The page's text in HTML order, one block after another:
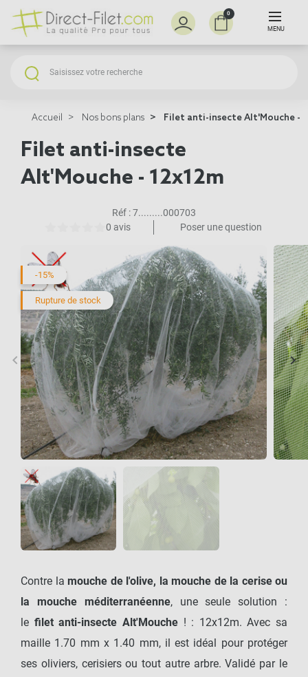
0
MENU
Accueil Nos bons plans Filet anti-insecte Alt'Mouche -
Filet anti-insecte
Alt'Mouche - 12x12m
Réf :7.........000703
0 avis
Poser une question
-15%
Rupture de stock
Précédent
keyboard_arrow_left keyboard_arrow_right
Contre la mouche de l'olive, la mouche de la cerise ou
la mouche méditerranéenne, une seule solution :
le filet anti-insecte Alt'Mouche! : 12x12m. Avec sa
maille 1.70 mm x 1.40 mm, il est idéal pour protéger
ses oliviers, cerisiers ou tout autre arbre. Validé par le